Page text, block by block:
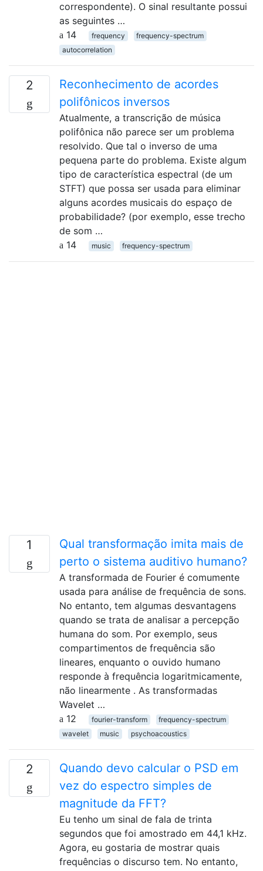
correspondente). O sinal resultante possui
as seguintes …
14
frequency
frequency-spectrum
autocorrelation
2
Reconhecimento de acordes
polifônicos inversos
Atualmente, a transcrição de música
polifônica não parece ser um problema
resolvido. Que tal o inverso de uma
pequena parte do problema. Existe algum
tipo de característica espectral (de um
STFT) que possa ser usada para eliminar
alguns acordes musicais do espaço de
probabilidade? (por exemplo, esse trecho
de som …
14
music frequency-spectrum
1
Qual transformação imita mais de
perto o sistema auditivo humano?
A transformada de Fourier é comumente
usada para análise de frequência de sons.
No entanto, tem algumas desvantagens
quando se trata de analisar a percepção
humana do som. Por exemplo, seus
compartimentos de frequência são
lineares, enquanto o ouvido humano
responde à frequência logaritmicamente,
não linearmente . As transformadas
Wavelet …
12
fourier-transform
frequency-spectrum
wavelet
music psychoacoustics
2
Quando devo calcular o PSD em
vez do espectro simples de
magnitude da FFT?
Eu tenho um sinal de fala de trinta
segundos que foi amostrado em 44,1 kHz.
Agora, eu gostaria de mostrar quais
frequências o discurso tem. No entanto,